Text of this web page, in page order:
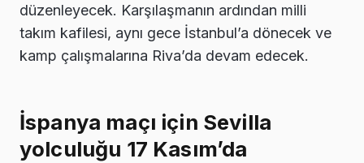
düzenleyecek. Karşılaşmanın ardından milli
takım kafilesi, aynı gece İstanbul’a dönecek ve
kamp çalışmalarına Riva’da devam edecek.
İspanya maçı için Sevilla
yolculuğu 17 Kasım’da